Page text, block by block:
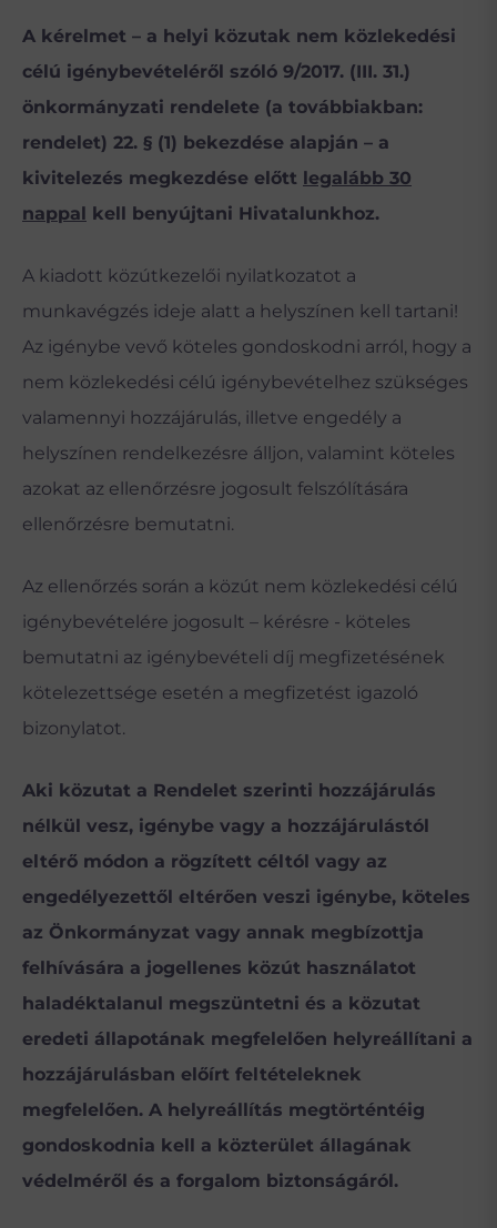
A kérelmet – a helyi közutak nem közlekedési
célú igénybevételéről szóló 9/2017. (III. 31.)
önkormányzati rendelete (a továbbiakban:
rendelet) 22. § (1) bekezdése alapján – a
kivitelezés megkezdése előtt legalább 30
nappal kell benyújtani Hivatalunkhoz.
A kiadott közútkezelői nyilatkozatot a
munkavégzés ideje alatt a helyszínen kell tartani!
Az igénybe vevő köteles gondoskodni arról, hogy a
nem közlekedési célú igénybevételhez szükséges
valamennyi hozzájárulás, illetve engedély a
helyszínen rendelkezésre álljon, valamint köteles
azokat az ellenőrzésre jogosult felszólítására
ellenőrzésre bemutatni.
Az ellenőrzés során a közút nem közlekedési célú
igénybevételére jogosult – kérésre - köteles
bemutatni az igénybevételi díj megfizetésének
kötelezettsége esetén a megfizetést igazoló
bizonylatot.
Aki közutat a Rendelet szerinti hozzájárulás
nélkül vesz, igénybe vagy a hozzájárulástól
eltérő módon a rögzített céltól vagy az
engedélyezettől eltérően veszi igénybe, köteles
az Önkormányzat vagy annak megbízottja
felhívására a jogellenes közút használatot
haladéktalanul megszüntetni és a közutat
eredeti állapotának megfelelően helyreállítani a
hozzájárulásban előírt feltételeknek
megfelelően. A helyreállítás megtörténtéig
gondoskodnia kell a közterület állagának
védelméről és a forgalom biztonságáról.